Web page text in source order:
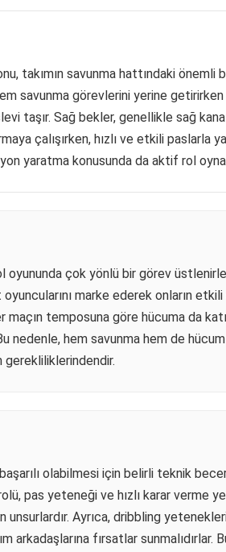
takımın savunma hattındaki önemli
savunma görevlerini yerine getirirken
taşır. Sağ bekler, genellikle sağ
çalışırken, hızlı ve etkili paslarla
yaratma konusunda da aktif rol
oyununda çok yönlü bir görev
marke ederek onların etkili
maçın temposuna göre hücuma da
nedenle, hem savunma hem de
gerekliliklerindendir.
olabilmesi için belirli teknik
pas yeteneği ve hızlı karar verme
unsurlardır. Ayrıca, dribbling
arkadaşlarına fırsatlar sunmalıdırlar.